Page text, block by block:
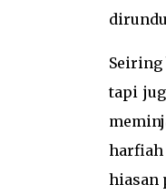
tapi
harfiah
hiasan